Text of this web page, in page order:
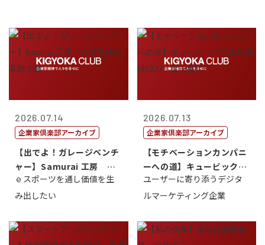
2026.07.14
企業家倶楽部アーカイブ
【出でよ！ガレージベンチ
ャー】Samurai 工房 代
表取締...
ｅスポーツを通し価値を生
み出したい
2026.07.13
企業家倶楽部アーカイブ
【モチベーションカンパニ
ーへの道】キュービック代
表取締役CE...
ユーザーに寄り添うデジタ
ルマーケティング企業